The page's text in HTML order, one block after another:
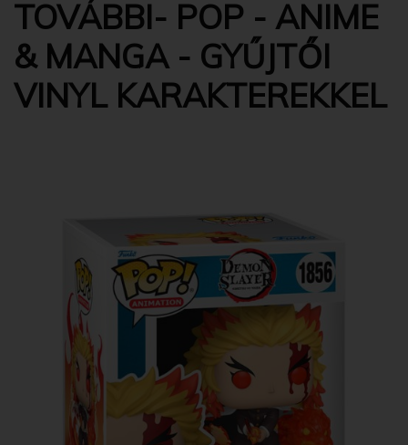
TOVÁBBI- POP - ANIME
& MANGA - GYŰJTŐI
VINYL KARAKTEREKKEL